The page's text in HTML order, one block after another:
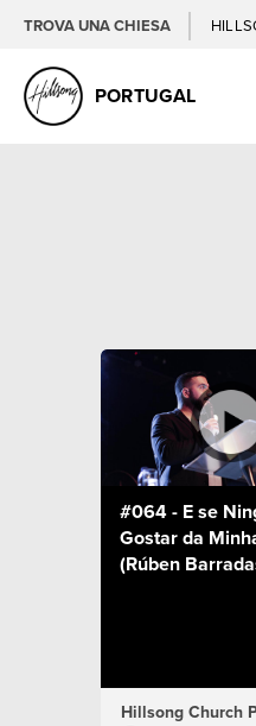
TROVA UNA CHIESA
PORTUGAL
#064 - E se
Gostar da
(Rúben